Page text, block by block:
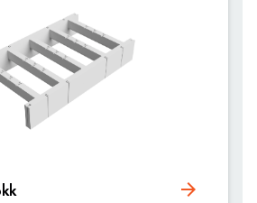
arrow_forward